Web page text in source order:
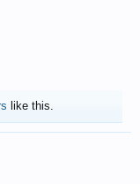
like this.